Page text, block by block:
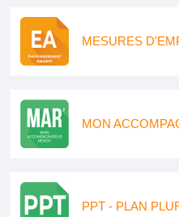
MESURES
MON
PPT - PLAN